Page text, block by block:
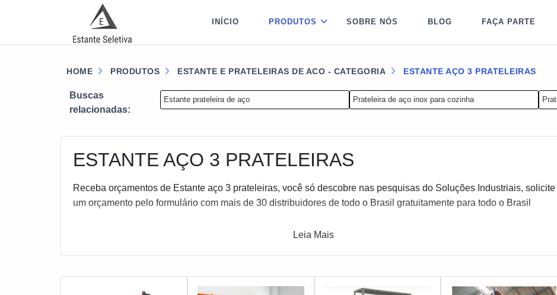
INÍCIO PRODUTOS SOBRE NÓS BLOG FAÇA PARTE
HOME PRODUTOS ESTANTE E PRATELEIRAS DE ACO - CATEGORIA ESTANTE AÇO 3 PRATELEIRAS
Buscas
relacionadas:
Estante prateleira de aço Prateleira de aço inox para cozinha
ESTANTE AÇO 3 PRATELEIRAS
Receba orçamentos de Estante aço 3 prateleiras, você só descobre nas pesquisas do Soluções Industriais, solicite
um orçamento pelo formulário com mais de 30 distribuidores de todo o Brasil gratuitamente para todo o Brasil
Leia Mais